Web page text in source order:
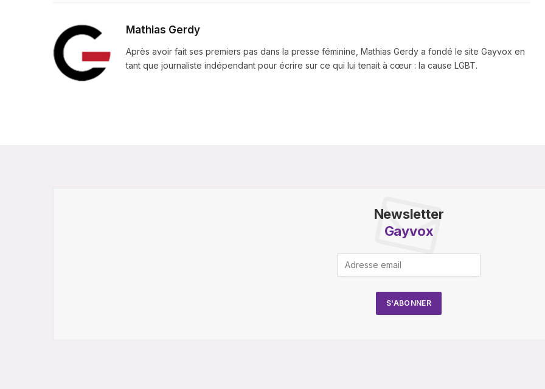
Mathias Gerdy
Après avoir fait ses premiers pas dans la presse féminine, Mathias Gerdy a fondé le site Gayvox en
tant que journaliste indépendant pour écrire sur ce qui lui tenait à cœur : la cause LGBT.
Newsletter
Gayvox